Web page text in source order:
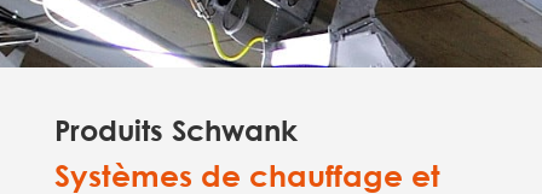
Produits Schwank
Systèmes de chauffage et